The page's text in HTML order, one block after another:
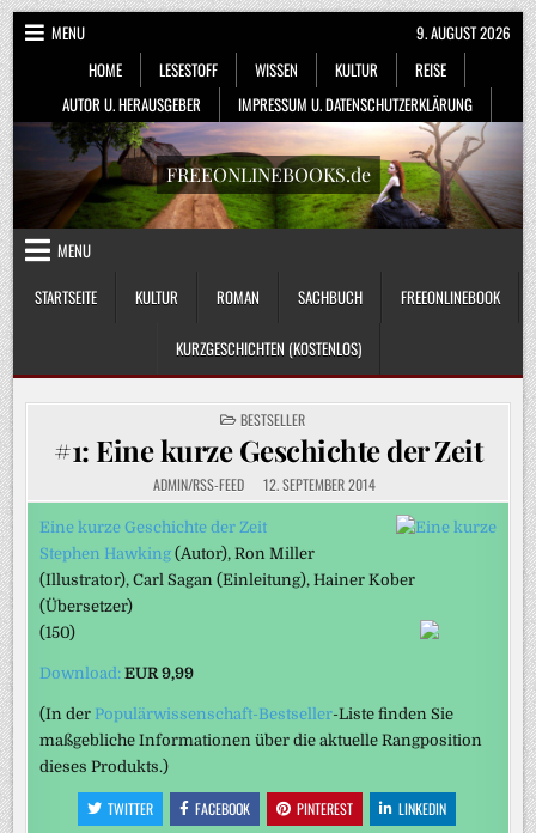
Skip
to
content
MENU
HOME
LESESTOFF WISSEN KULTUR
REISE
AUTOR U. HERAUSGEBER
IMPRESSUM U. DATENSCHUTZERKLÄRUNG
9. AUGUST 2026
FREEONLINEBOOKS.de
MENU
STARTSEITE
KULTUR ROMAN SACHBUCH FREEONLINEBOOK
KURZGESCHICHTEN (KOSTENLOS)
POSTED
IN
BESTSELLER
#1: Eine kurze Geschichte der Zeit
ADMIN/RSS-FEED 12. SEPTEMBER 2014
Eine kurze Geschichte der Zeit
Stephen Hawking (Autor), Ron Miller
(Illustrator), Carl Sagan(Einleitung), Hainer Kober
(Übersetzer)
(150)
Download:EUR 9,99
(In der Populärwissenschaft-Bestseller-Liste finden Sie
maßgebliche Informationen über die aktuelle Rangposition
dieses Produkts.)
TWITTER FACEBOOK PINTEREST LINKEDIN